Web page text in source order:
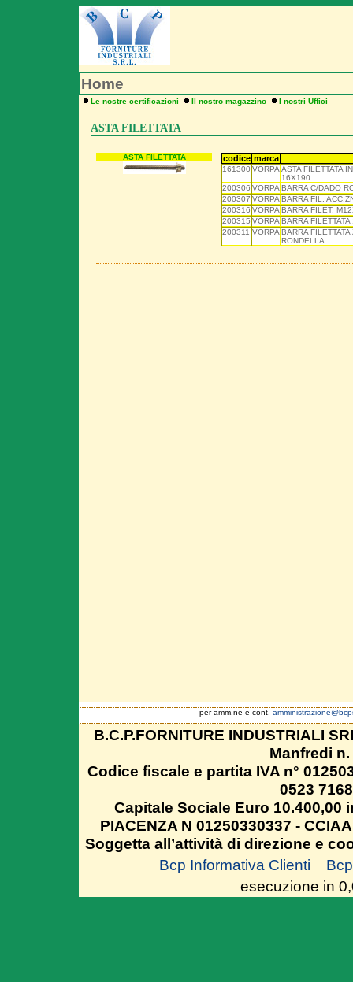
Home
Le nostre certificazioni Il nostro magazzino I nostri Uffici
ASTA FILETTATA
ASTA FILETTATA codice marca
161300 VORPA ASTA FILETTATA
16X190
200306 VORPA BARRA C/DADO
200307 VORPA BARRA FIL.
200316 VORPA BARRA FILET.
200315 VORPA BARRA
200311 VORPA BARRA
RONDELLA
per amm.ne e cont.
B.C.P.FORNITURE INDUSTRIALI
Manfredi n.
Codice fiscale e partita IVA n°
0523
Capitale Sociale Euro 10.400,00
PIACENZA N 01250330337 -
Soggetta all’attività di direzione e
Bcp Informativa Clienti
esecuzione in